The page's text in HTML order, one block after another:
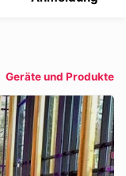
Geräte und Produkte